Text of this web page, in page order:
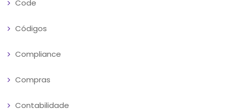
Code
Códigos
Compliance
Compras
Contabilidade